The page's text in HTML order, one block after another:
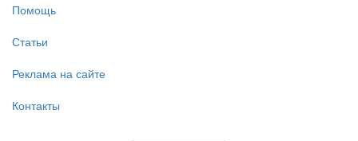
Помощь
Статьи
Реклама на сайте
Контакты